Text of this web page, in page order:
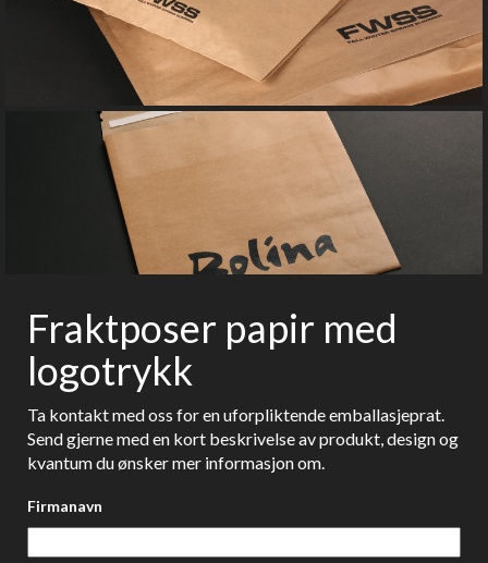
Fraktposer papir med
logotrykk
Ta kontakt med oss for en uforpliktende emballasjeprat.
Send gjerne med en kort beskrivelse av produkt, design og
kvantum du ønsker mer informasjon om.
Firmanavn